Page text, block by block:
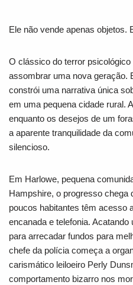
Ele não vende apenas objetos.
O clássico do terror
assombrar uma nova geração.
constrói uma narrativa única
em uma pequena cidade rural.
enquanto os desejos de um
a aparente tranquilidade da
silencioso.
Em Harlowe, pequena
Hampshire, o progresso chega
poucos habitantes têm acesso
encanada e telefonia.
para arrecadar fundos para
chefe da polícia começa a
carismático leiloeiro Perly
comportamento bizarro nos